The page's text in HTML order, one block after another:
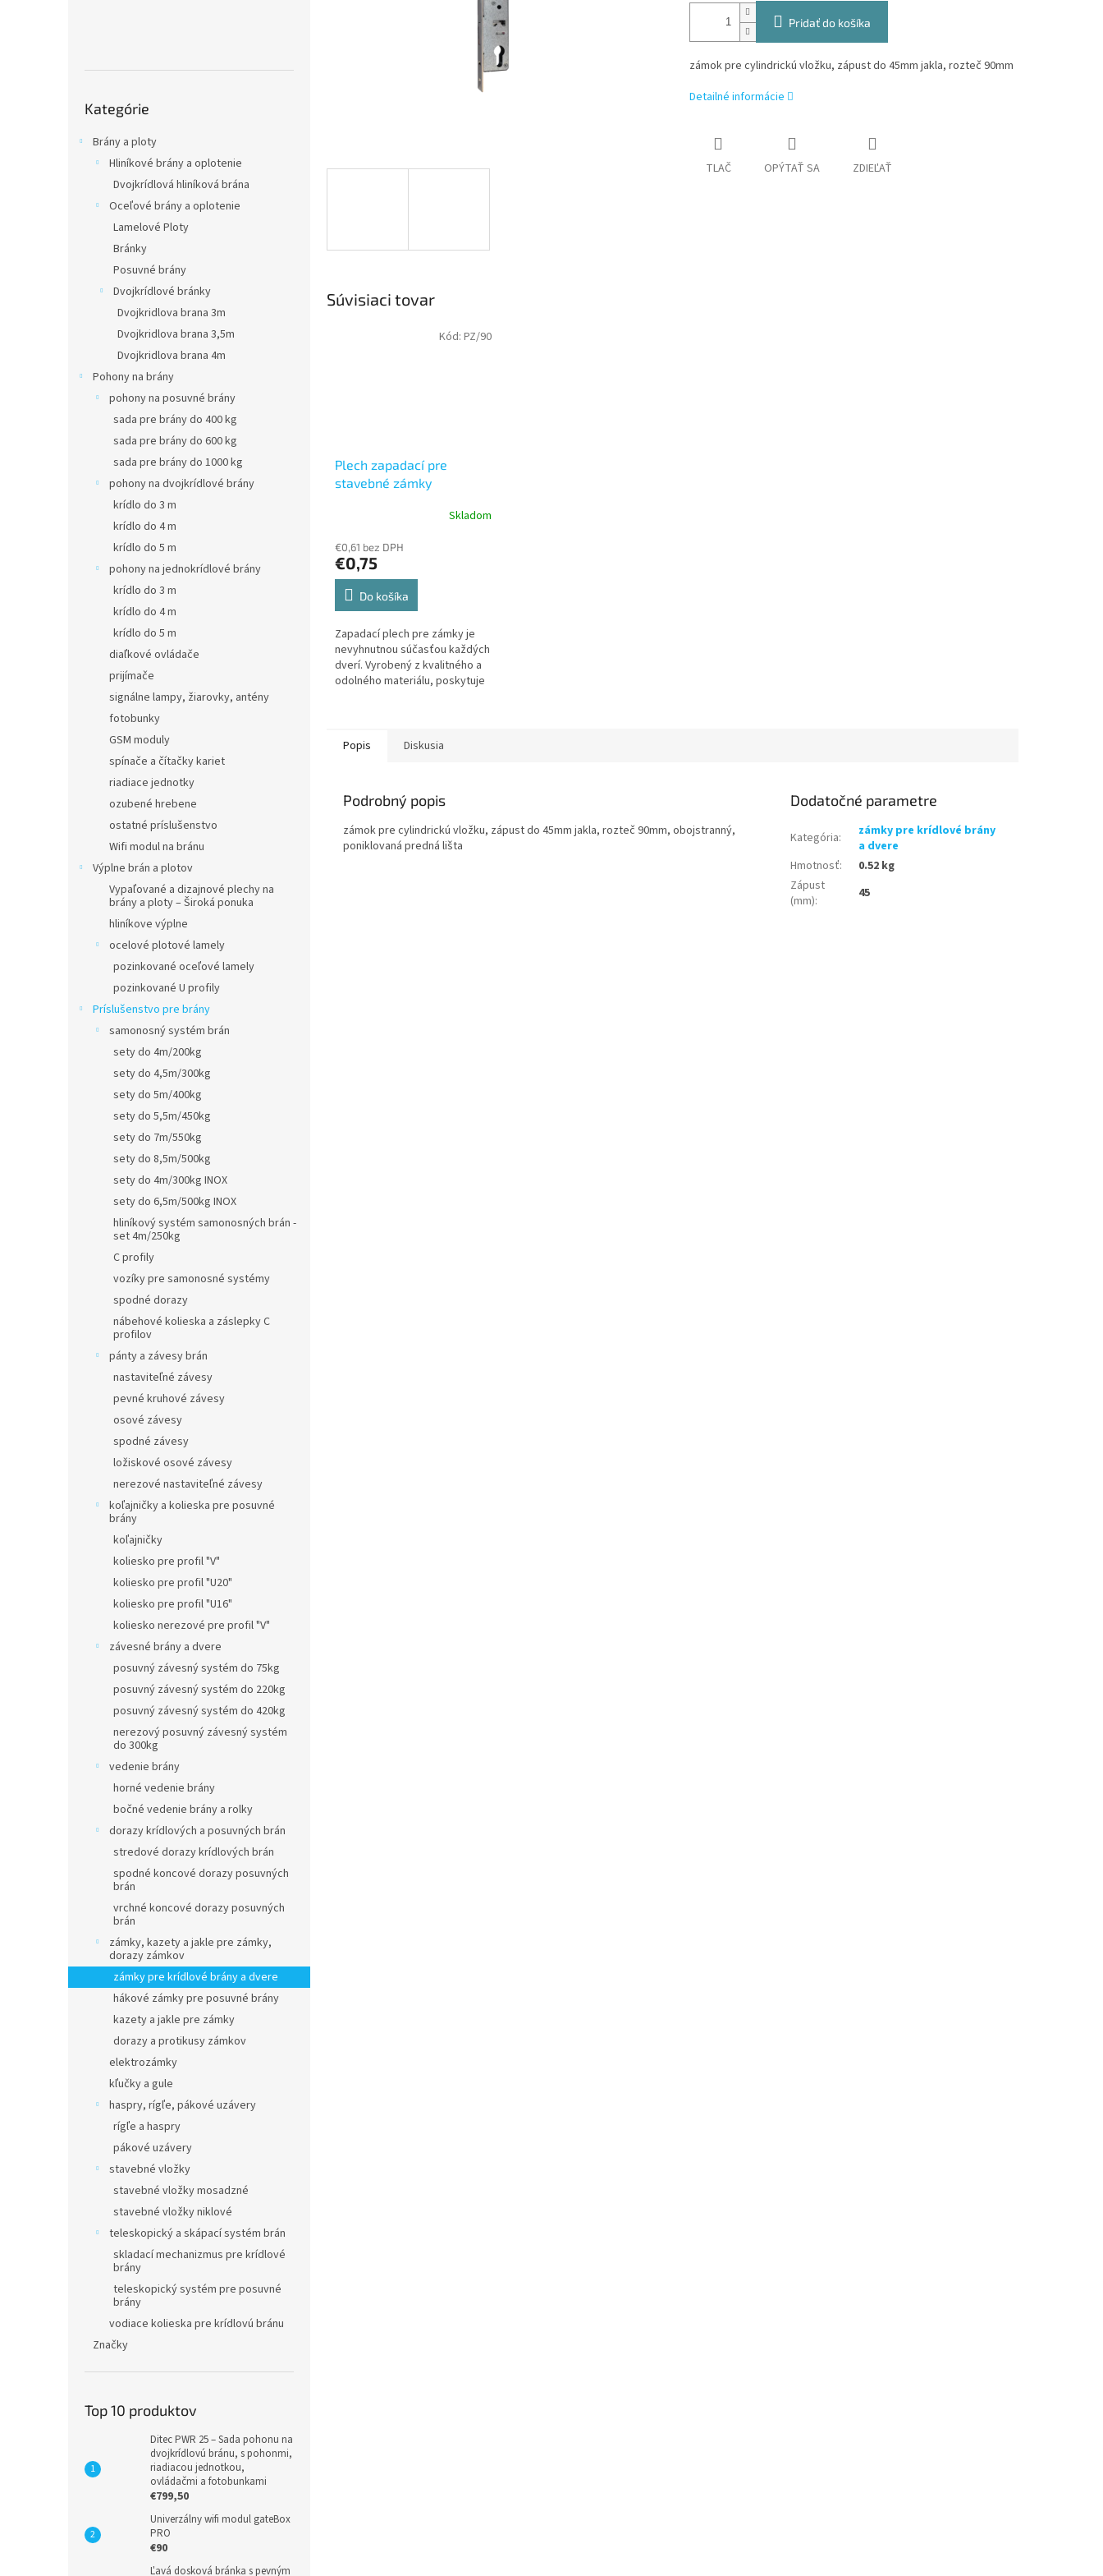
kategórie
Kategórie
Brány a ploty
Hliníkové brány a oplotenie
Dvojkrídlová hliníková brána
Oceľové brány a oplotenie
Lamelové Ploty
Bránky
Posuvné brány
Dvojkrídlové bránky
Dvojkridlova brana 3m
Dvojkridlova brana 3,5m
Dvojkridlova brana 4m
Pohony na brány
pohony na posuvné brány
sada pre brány do 400 kg
sada pre brány do 600 kg
sada pre brány do 1000 kg
pohony na dvojkrídlové brány
krídlo do 3 m
krídlo do 4 m
krídlo do 5 m
pohony na jednokrídlové brány
krídlo do 3 m
krídlo do 4 m
krídlo do 5 m
diaľkové ovládače
prijímače
signálne lampy, žiarovky, antény
fotobunky
GSM moduly
spínače a čítačky kariet
riadiace jednotky
ozubené hrebene
ostatné príslušenstvo
Wifi modul na bránu
Výplne brán a plotov
Vypaľované a dizajnové plechy na
brány a ploty – Široká ponuka
hliníkove výplne
ocelové plotové lamely
pozinkované oceľové lamely
pozinkované U profily
Príslušenstvo pre brány
samonosný systém brán
sety do 4m/200kg
sety do 4,5m/300kg
sety do 5m/400kg
sety do 5,5m/450kg
sety do 7m/550kg
sety do 8,5m/500kg
sety do 4m/300kg INOX
sety do 6,5m/500kg INOX
hliníkový systém samonosných brán -
set 4m/250kg
C profily
vozíky pre samonosné systémy
spodné dorazy
nábehové kolieska a záslepky C
profilov
pánty a závesy brán
nastaviteľné závesy
pevné kruhové závesy
osové závesy
spodné závesy
ložiskové osové závesy
nerezové nastaviteľné závesy
koľajničky a kolieska pre posuvné
brány
koľajničky
koliesko pre profil "V"
koliesko pre profil "U20"
koliesko pre profil "U16"
koliesko nerezové pre profil "V"
závesné brány a dvere
posuvný závesný systém do 75kg
posuvný závesný systém do 220kg
posuvný závesný systém do 420kg
nerezový posuvný závesný systém
do 300kg
vedenie brány
horné vedenie brány
bočné vedenie brány a rolky
dorazy krídlových a posuvných brán
stredové dorazy krídlových brán
spodné koncové dorazy posuvných
brán
vrchné koncové dorazy posuvných
brán
zámky, kazety a jakle pre zámky,
dorazy zámkov
zámky pre krídlové brány a dvere
hákové zámky pre posuvné brány
kazety a jakle pre zámky
dorazy a protikusy zámkov
elektrozámky
kľučky a gule
haspry, rígľe, pákové uzávery
rígľe a haspry
pákové uzávery
stavebné vložky
stavebné vložky mosadzné
stavebné vložky niklové
teleskopický a skápací systém brán
skladací mechanizmus pre krídlové
brány
teleskopický systém pre posuvné
brány
vodiace kolieska pre krídlovú bránu
Značky
Top 10 produktov
Ditec PWR 25 – Sada pohonu na
dvojkrídlovú bránu, s pohonmi,
riadiacou jednotkou,
ovládačmi a fotobunkami
€799,50
Univerzálny wifi modul gateBox
PRO
€90
Ľavá dosková bránka s pevným
Pridať do košíka
zámok pre cylindrickú vložku, zápust do 45mm jakla, rozteč 90mm
Detailné informácie
TLAČ OPÝTAŤ SA ZDIEĽAŤ
Súvisiaci tovar
Plech zapadací pre
stavebné zámky
Skladom
€0,61 bez DPH
€0,75
Do košíka
Zapadací plech pre zámky je
nevyhnutnou súčasťou každých
dverí. Vyrobený z kvalitného a
odolného materiálu, poskytuje
Kód: PZ/90
Popis Diskusia
Podrobný popis
zámok pre cylindrickú vložku, zápust do 45mm jakla, rozteč 90mm, obojstranný,
poniklovaná predná lišta
Dodatočné parametre
Kategória:
zámky pre krídlové brány
a dvere
Hmotnosť:
0.52 kg
Zápust
(mm): 45